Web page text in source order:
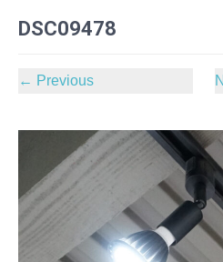
DSC09478
← Previous